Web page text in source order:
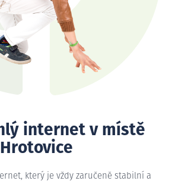
internet v místě
Hrotovice
který je vždy zaručeně stabilní a